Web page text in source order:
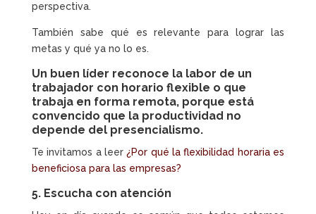
perspectiva.
También sabe qué es relevante para lograr las
metas y qué ya no lo es.
Un buen líder reconoce la labor de un
trabajador con horario flexible o que
trabaja en forma remota, porque está
convencido que la productividad no
depende del presencialismo.
Te invitamos a leer ¿Por qué la flexibilidad horaria es
beneficiosa para las empresas?
5. Escucha con atención